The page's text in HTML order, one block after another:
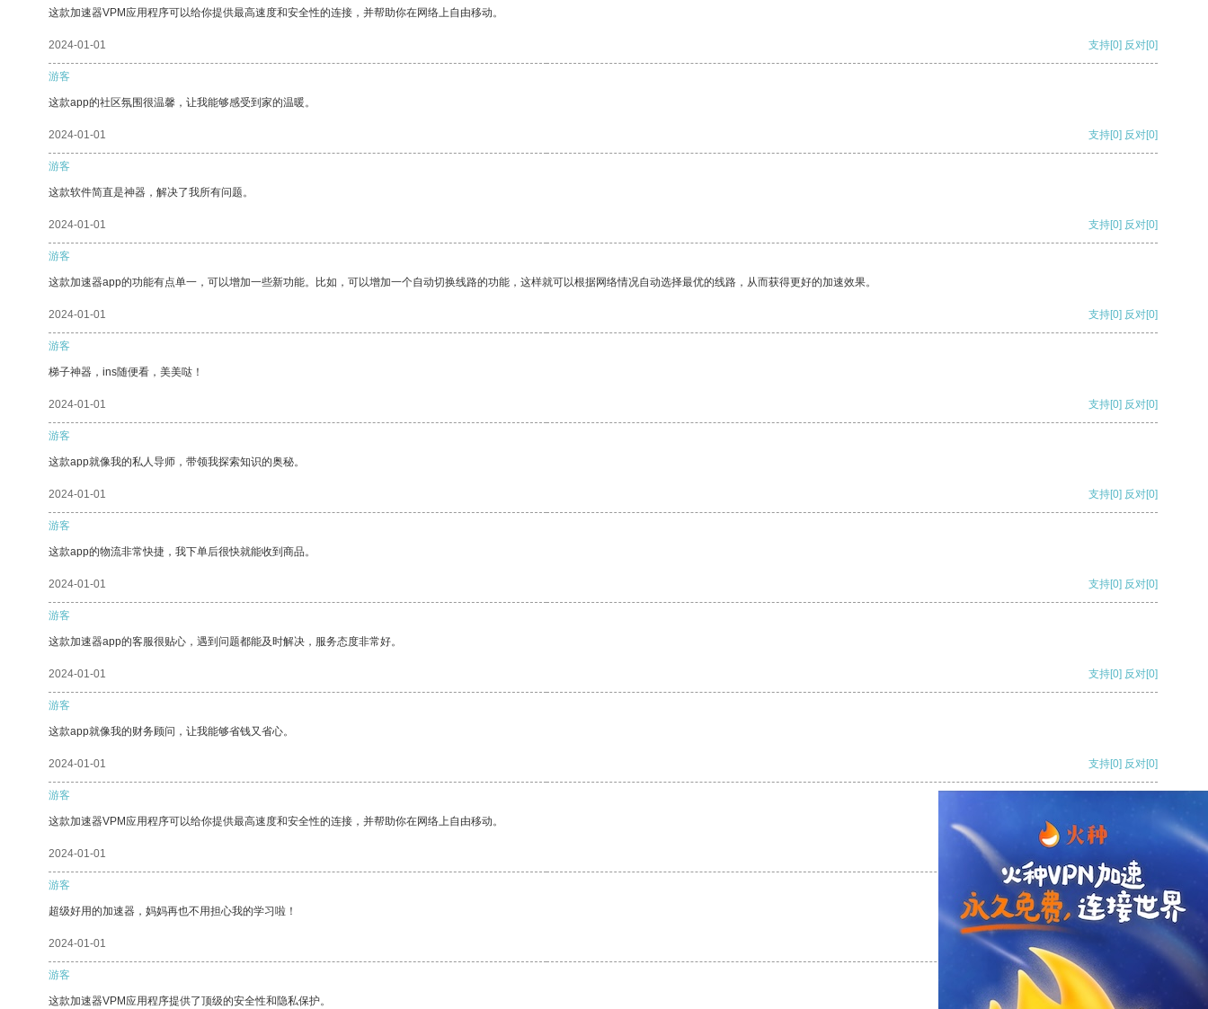
这款加速器VPM应用程序可以给你提供最高速度和安全性的连接，并帮助你在网络上自由移动。
2024-01-01 支持[0] 反对[0]
游客
这款app的社区氛围很温馨，让我能够感受到家的温暖。
2024-01-01 支持[0] 反对[0]
游客
这款软件简直是神器，解决了我所有问题。
2024-01-01 支持[0] 反对[0]
游客
这款加速器app的功能有点单一，可以增加一些新功能。比如，可以增加一个自动切换线路的功能，这样就可以根据网络情况自动选择最优的线路，从而获得更好的加速效果。
2024-01-01 支持[0] 反对[0]
游客
梯子神器，ins随便看，美美哒！
2024-01-01 支持[0] 反对[0]
游客
这款app就像我的私人导师，带领我探索知识的奥秘。
2024-01-01 支持[0] 反对[0]
游客
这款app的物流非常快捷，我下单后很快就能收到商品。
2024-01-01 支持[0] 反对[0]
游客
这款加速器app的客服很贴心，遇到问题都能及时解决，服务态度非常好。
2024-01-01 支持[0] 反对[0]
游客
这款app就像我的财务顾问，让我能够省钱又省心。
2024-01-01 支持[0] 反对[0]
游客
这款加速器VPM应用程序可以给你提供最高速度和安全性的连接，并帮助你在网络上自由移动。
2024-01-01
游客
超级好用的加速器，妈妈再也不用担心我的学习啦！
2024-01-01 反对
游客
这款加速器VPM应用程序提供了顶级的安全性和隐私保护。